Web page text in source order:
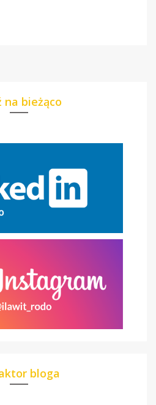
na bieżąco
bloga